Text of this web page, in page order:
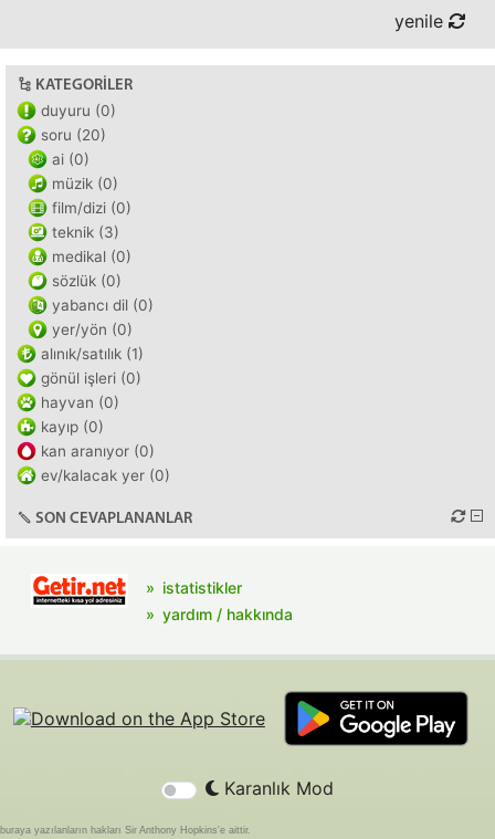
yenile
KATEGORILER
duyuru (0)
soru (20)
ai (0)
müzik (0)
film/dizi (0)
teknik (3)
medikal (0)
sözlük (0)
yabancı dil (0)
yer/yön (0)
alınık/satılık (1)
gönül işleri (0)
hayvan (0)
kayıp (0)
kan aranıyor (0)
ev/kalacak yer (0)
SON CEVAPLANANLAR
istatistikler
yardım / hakkında
Karanlık Mod
buraya yazılanların hakları Sir Anthony Hopkins'e aittir.